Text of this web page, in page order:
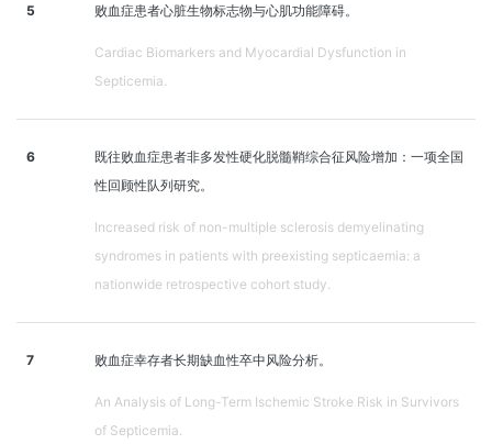
5 败血症患者心脏生物标志物与心肌功能障碍。
Cardiac Biomarkers and Myocardial Dysfunction in
Septicemia.
6
既往败血症患者非多发性硬化脱髓鞘综合征风险增加：一项全国
性回顾性队列研究。
Increased risk of non-multiple sclerosis demyelinating
syndromes in patients with preexisting septicaemia: a
nationwide retrospective cohort study.
7 败血症幸存者长期缺血性卒中风险分析。
An Analysis of Long-Term Ischemic Stroke Risk in Survivors
of Septicemia.